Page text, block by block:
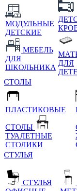
МОДУЛЬНЫЕ
ДЕТСКИЕ
МЕБЕЛЬ
ДЛЯ
ШКОЛЬНИКА
ДЛЯ
СТОЛЫ
ПЛАСТИКОВЫЕ
СТОЛЫ
ТУАЛЕТНЫЕ
СТОЛИКИ
СТУЛЬЯ
СТУЛЬЯ